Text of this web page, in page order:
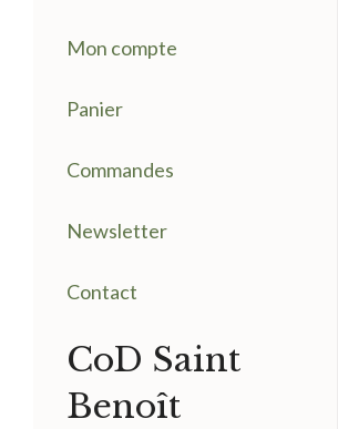
Mon compte
Panier
Commandes
Newsletter
Contact
CoD Saint
Benoît